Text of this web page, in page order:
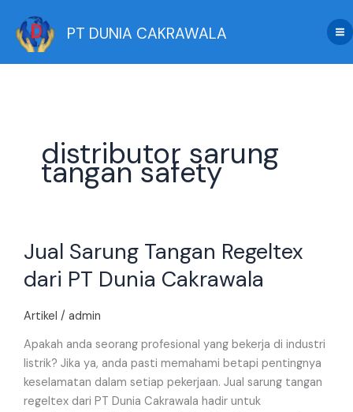
content
PT DUNIA CAKRAWALA
distributor sarung
tangan safety
Jual Sarung Tangan Regeltex
dari PT Dunia Cakrawala
Artikel / admin
Apakah anda seorang profesional yang bekerja di industri
listrik? Jika ya, anda pasti memahami betapi pentingnya
keselamatan dalam setiap pekerjaan. Jual sarung tangan
regeltex dari PT Dunia Cakrawala hadir untuk
Sarung
Regeltex
PT
Dunia
Cakrawala